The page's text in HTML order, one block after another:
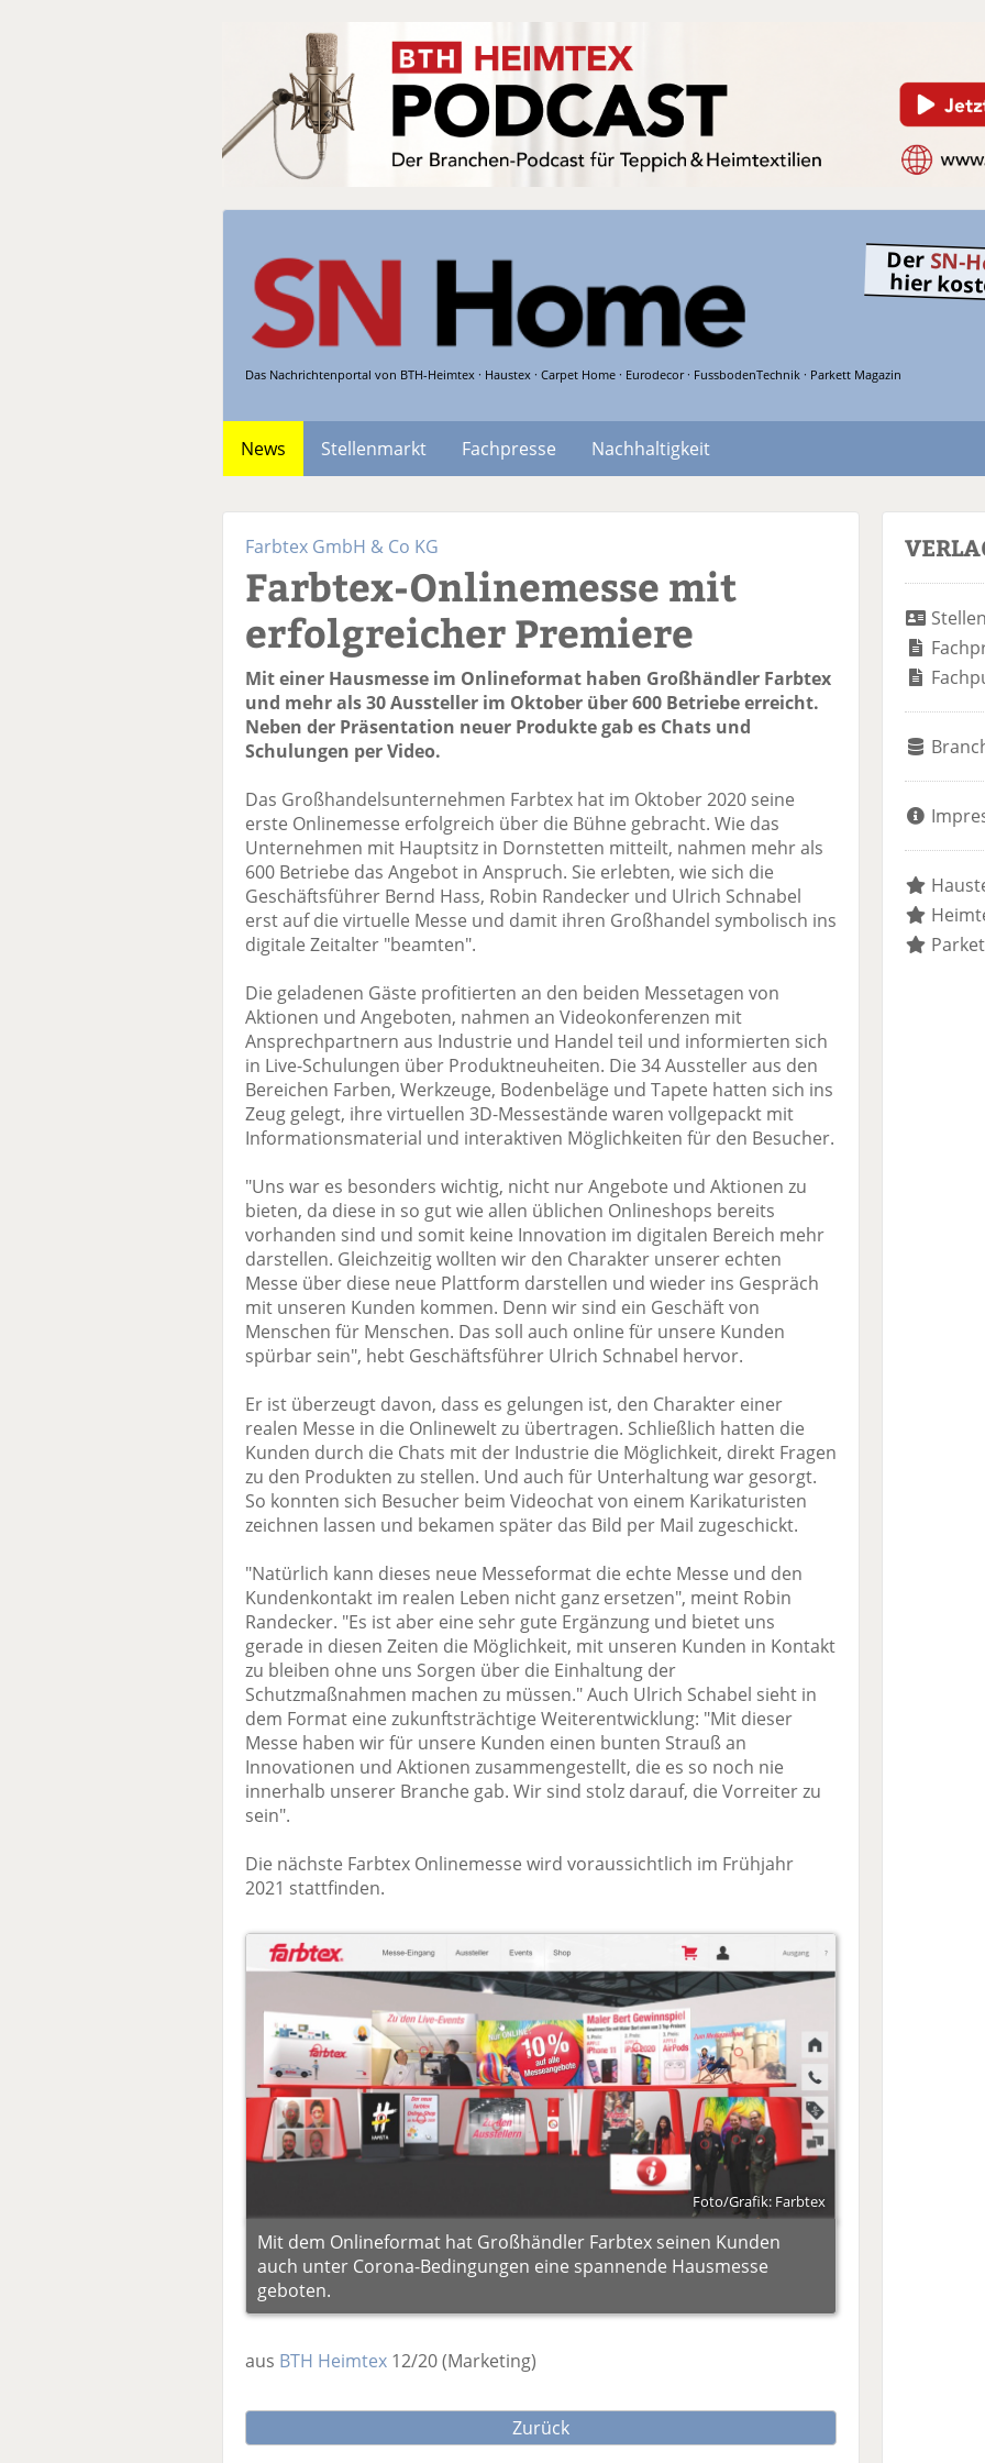
Das Nachrichtenportal von BTH-Heimtex · Haustex · Carpet Home · Eurodecor · FussbodenTechnik · Parkett Magazin
Der SN-
hier
News Stellenmarkt Fachpresse
Nachhaltigkeit
Farbtex GmbH & Co KG
Farbtex-Onlinemesse mit
erfolgreicher Premiere
Mit einer Hausmesse im Onlineformat haben Großhändler Farbtex
und mehr als 30 Aussteller im Oktober über 600 Betriebe erreicht.
Neben der Präsentation neuer Produkte gab es Chats und
Schulungen per Video.
Das Großhandelsunternehmen Farbtex hat im Oktober 2020 seine
erste Onlinemesse erfolgreich über die Bühne gebracht. Wie das
Unternehmen mit Hauptsitz in Dornstetten mitteilt, nahmen mehr als
600 Betriebe das Angebot in Anspruch. Sie erlebten, wie sich die
Geschäftsführer Bernd Hass, Robin Randecker und Ulrich Schnabel
erst auf die virtuelle Messe und damit ihren Großhandel symbolisch ins
digitale Zeitalter "beamten".
Die geladenen Gäste profitierten an den beiden Messetagen von
Aktionen und Angeboten, nahmen an Videokonferenzen mit
Ansprechpartnern aus Industrie und Handel teil und informierten sich
in Live-Schulungen über Produktneuheiten. Die 34 Aussteller aus den
Bereichen Farben, Werkzeuge, Bodenbeläge und Tapete hatten sich ins
Zeug gelegt, ihre virtuellen 3D-Messestände waren vollgepackt mit
Informationsmaterial und interaktiven Möglichkeiten für den Besucher.
"Uns war es besonders wichtig, nicht nur Angebote und Aktionen zu
bieten, da diese in so gut wie allen üblichen Onlineshops bereits
vorhanden sind und somit keine Innovation im digitalen Bereich mehr
darstellen. Gleichzeitig wollten wir den Charakter unserer echten
Messe über diese neue Plattform darstellen und wieder ins Gespräch
mit unseren Kunden kommen. Denn wir sind ein Geschäft von
Menschen für Menschen. Das soll auch online für unsere Kunden
spürbar sein", hebt Geschäftsführer Ulrich Schnabel hervor.
Er ist überzeugt davon, dass es gelungen ist, den Charakter einer
realen Messe in die Onlinewelt zu übertragen. Schließlich hatten die
Kunden durch die Chats mit der Industrie die Möglichkeit, direkt Fragen
zu den Produkten zu stellen. Und auch für Unterhaltung war gesorgt.
So konnten sich Besucher beim Videochat von einem Karikaturisten
zeichnen lassen und bekamen später das Bild per Mail zugeschickt.
"Natürlich kann dieses neue Messeformat die echte Messe und den
Kundenkontakt im realen Leben nicht ganz ersetzen", meint Robin
Randecker. "Es ist aber eine sehr gute Ergänzung und bietet uns
gerade in diesen Zeiten die Möglichkeit, mit unseren Kunden in Kontakt
zu bleiben ohne uns Sorgen über die Einhaltung der
Schutzmaßnahmen machen zu müssen." Auch Ulrich Schabel sieht in
dem Format eine zukunftsträchtige Weiterentwicklung: "Mit dieser
Messe haben wir für unsere Kunden einen bunten Strauß an
Innovationen und Aktionen zusammengestellt, die es so noch nie
innerhalb unserer Branche gab. Wir sind stolz darauf, die Vorreiter zu
sein".
Die nächste Farbtex Onlinemesse wird voraussichtlich im Frühjahr
2021 stattfinden.
Foto/Grafik: Farbtex
Mit dem Onlineformat hat Großhändler Farbtex seinen Kunden
auch unter Corona-Bedingungen eine spannende Hausmesse
geboten.
aus BTH Heimtex 12/20(Marketing)
Zurück